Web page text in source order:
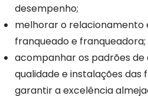
desempenho;
melhorar o relacionamento
franqueado e franqueadora;
acompanhar os padrões
qualidade e instalações das
garantir a excelência